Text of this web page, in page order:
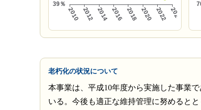
老朽化の状況について
本事業は、平成10年度から実施した事業
いる。今後も適正な維持管理に努めると